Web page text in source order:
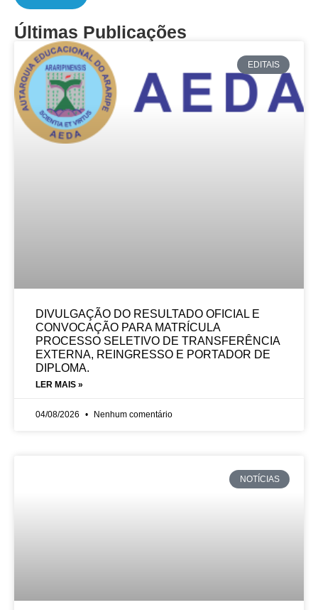
Últimas Publicações
EDITAIS
DIVULGAÇÃO DO RESULTADO OFICIAL E
CONVOCAÇÃO PARA MATRÍCULA
PROCESSO SELETIVO DE TRANSFERÊNCIA
EXTERNA, REINGRESSO E PORTADOR DE
DIPLOMA.
LER MAIS »
04/08/2026 Nenhum comentário
NOTÍCIAS